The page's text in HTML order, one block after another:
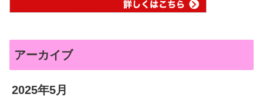
アーカイブ
2025年5月